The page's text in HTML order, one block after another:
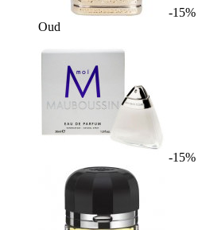
-15%
Oud
-15%